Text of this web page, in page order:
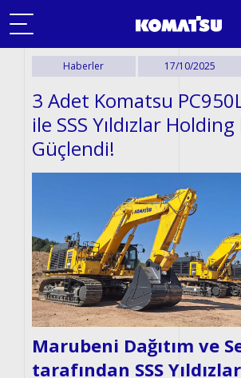
Ürünler (YENİ)
Akıllı Sistemler
Sektörel Çözümler
Satış Sonrası Hizmetler
Kiralama Hizmetleri
2. El
Hakkımızda
Kampanyalar
Haberler
Haberler 17/10/2025
3 Adet Komatsu
ile SSS Yıldızlar
Güçlendi!
Marubeni Dağıtım ve
tarafından SSS Yıldızlar